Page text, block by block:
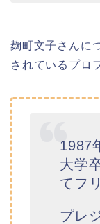
麹町文子さんに
されているプロ
1987
大学
てフ
プレ